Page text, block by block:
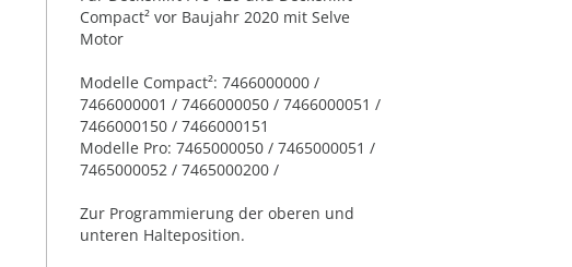
Compact² vor Baujahr 2020 mit Selve
Motor
Modelle Compact²: 7466000000 /
7466000001 / 7466000050 / 7466000051 /
7466000150 / 7466000151
Modelle Pro: 7465000050 / 7465000051 /
7465000052 / 7465000200 /
Zur Programmierung der oberen und
unteren Halteposition.